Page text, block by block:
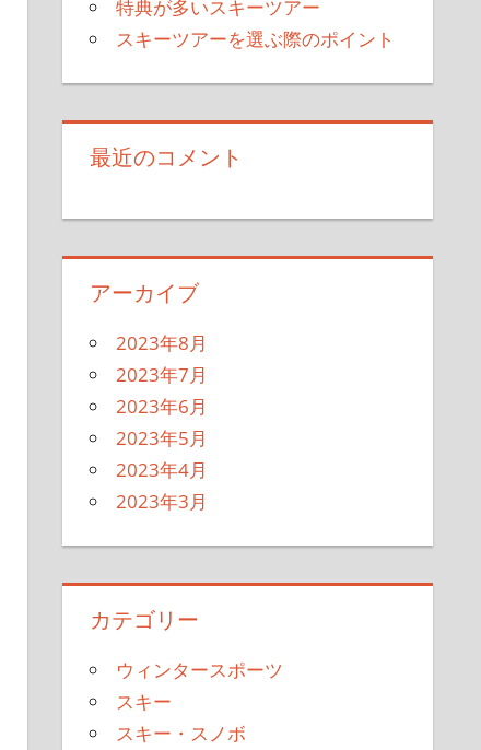
特典が多いスキーツアー
スキーツアーを選ぶ際のポイント
最近のコメント
アーカイブ
2023年8月
2023年7月
2023年6月
2023年5月
2023年4月
2023年3月
カテゴリー
ウィンタースポーツ
スキー
スキー・スノボ